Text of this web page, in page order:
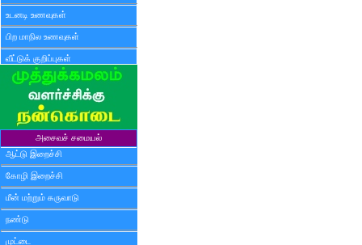
உடனடி உணவுகள்
பிற மாநில உணவுகள்
வீட்டுக் குறிப்புகள்
அசைவச் சமையல்
ஆட்டு இறைச்சி
கோழி இறைச்சி
மீன் மற்றும் கருவாடு
நண்டு
முட்டை